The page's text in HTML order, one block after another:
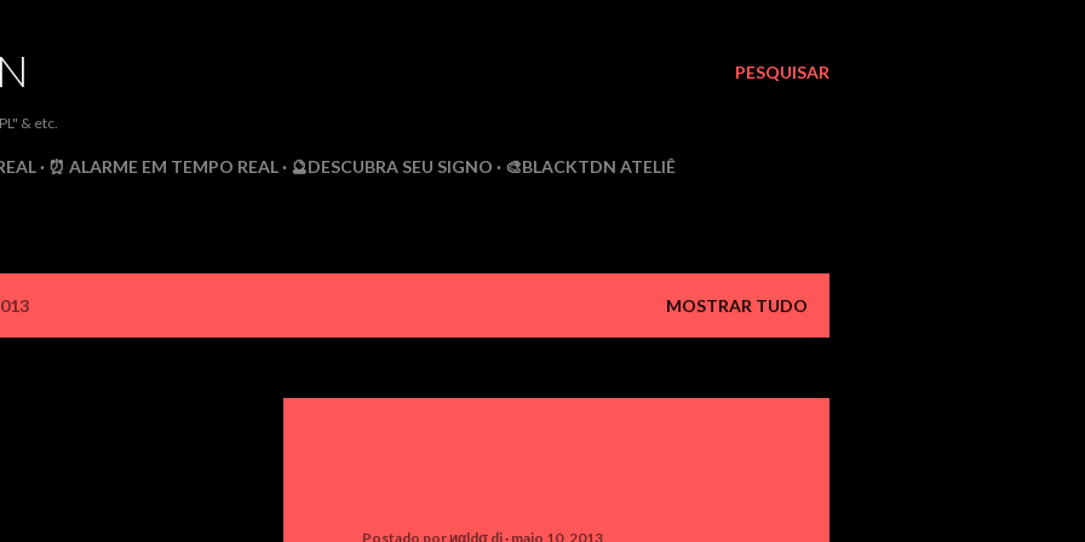
PESQUISAR
& etc.
⏰ ALARME EM TEMPO REAL 🔮DESCUBRA SEU SIGNO 🎨BLACKTDN ATELIÊ
MOSTRAR TUDO
Postado porиαldσ dj maio 10, 2013